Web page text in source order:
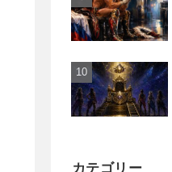
カテゴリー